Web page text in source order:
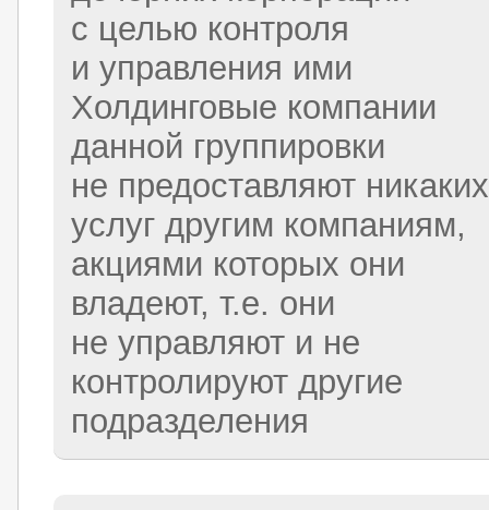
с целью контроля
и управления ими
Холдинговые компании
данной группировки
не предоставляют никаких
услуг другим компаниям,
акциями которых они
владеют, т.е. они
не управляют и не
контролируют другие
подразделения